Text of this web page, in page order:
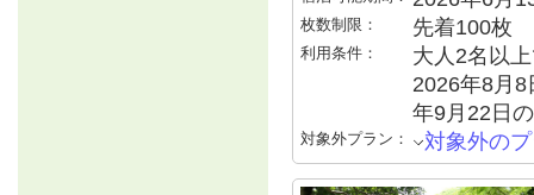
枚数制限： 先着100枚
利用条件：
大人2名以
2026年8月
年9月22日
対象外プラン： 対象外の